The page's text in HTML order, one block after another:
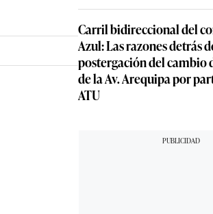
Carril bidireccional del
Azul: Las razones detrás
postergación del cambio
de la Av. Arequipa por
ATU